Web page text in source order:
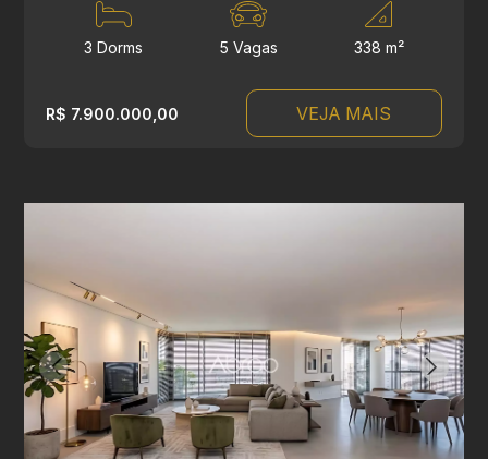
3 Dorms 5 Vagas 338 m²
R$ 7.900.000,00 VEJA MAIS